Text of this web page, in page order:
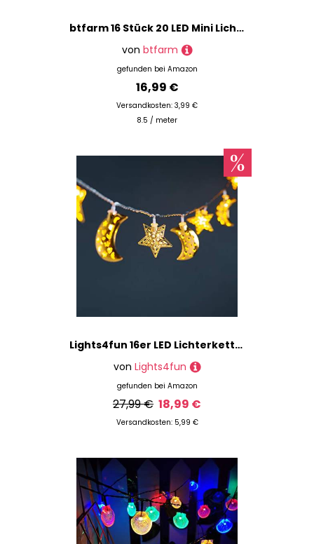
btfarm 16 Stück 20 LED Mini Lichterkette mit Batterie Klein, 2M Silberdraht Kleine Lichterketten Batteriebetrieben, Micro Lichterkette Draht für Innen Weihnachten Hochzeit Party Deko, Blau
von btfarm
gefunden bei Amazon
16,99 €
Versandkosten: 3,99 €
8.5 / meter
Lights4fun 16er LED Lichterkette Sterne und Monde Dekoration Ramadan Deko für Deko Lichterkette Mubarak Dekoration
von Lights4fun
gefunden bei Amazon
27,99 € 18,99 €
Versandkosten: 5,99 €